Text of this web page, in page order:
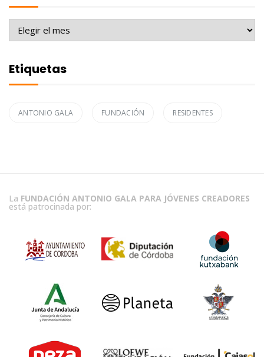
Archivo
Etiquetas
ANTONIO GALA FUNDACIÓN RESIDENTES
La FUNDACIÓN ANTONIO GALA PARA JÓVENES CREADORES
está patrocinada por: